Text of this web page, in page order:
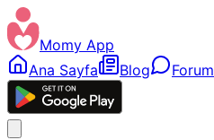
Momy App
Ana Sayfa
Blog Forum